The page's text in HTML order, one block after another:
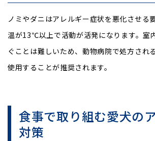
ノミやダニはアレルギー症状を悪化させる
温が13℃以上で活動が活発になります。室
ぐことは難しいため、動物病院で処方され
使用することが推奨されます。
食事で取り組む愛犬の
対策